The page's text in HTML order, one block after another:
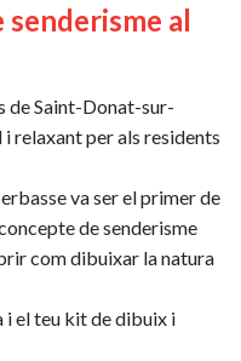
senderisme al
de Saint-Donat-sur-
relaxant per als residents
va ser el primer de
de senderisme
com dibuixar la natura
i el teu kit de dibuix i